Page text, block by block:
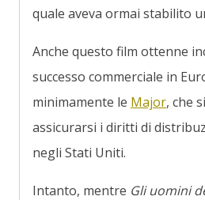
quale aveva ormai stabilito
Anche questo film ottenne
successo commerciale in
minimamente le Major, che
assicurarsi i diritti di
negli Stati Uniti.
Intanto, mentre Gli uomini